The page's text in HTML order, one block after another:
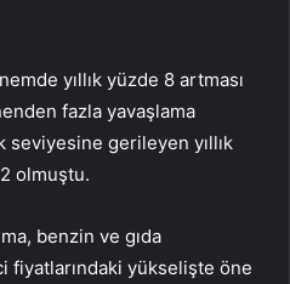
yıllık yüzde 8 artması
fazla yavaşlama
seviyesine gerileyen yıllık
olmuştu.
benzin ve gıda
fiyatlarındaki yükselişte öne